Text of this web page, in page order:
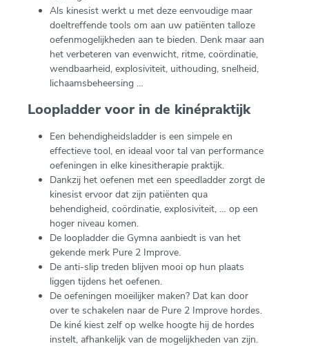
Als kinesist werkt u met deze eenvoudige maar
doeltreffende tools om aan uw patiënten talloze
oefenmogelijkheden aan te bieden. Denk maar aan
het verbeteren van evenwicht, ritme, coördinatie,
wendbaarheid, explosiviteit, uithouding, snelheid,
lichaamsbeheersing …
Loopladder voor in de kinépraktijk
Een behendigheidsladder is een simpele en
effectieve tool, en ideaal voor tal van performance
oefeningen in elke kinesitherapie praktijk.
Dankzij het oefenen met een speedladder zorgt de
kinesist ervoor dat zijn patiënten qua
behendigheid, coördinatie, explosiviteit, … op een
hoger niveau komen.
De loopladder die Gymna aanbiedt is van het
gekende merk Pure 2 Improve.
De anti-slip treden blijven mooi op hun plaats
liggen tijdens het oefenen.
De oefeningen moeilijker maken? Dat kan door
over te schakelen naar de Pure 2 Improve hordes.
De kiné kiest zelf op welke hoogte hij de hordes
instelt, afhankelijk van de mogelijkheden van zijn.